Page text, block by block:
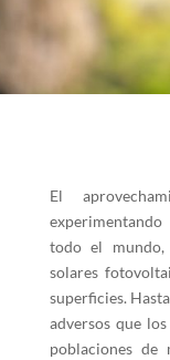
El
todo el mundo,
solares
superficies.
adversos que
poblaciones de